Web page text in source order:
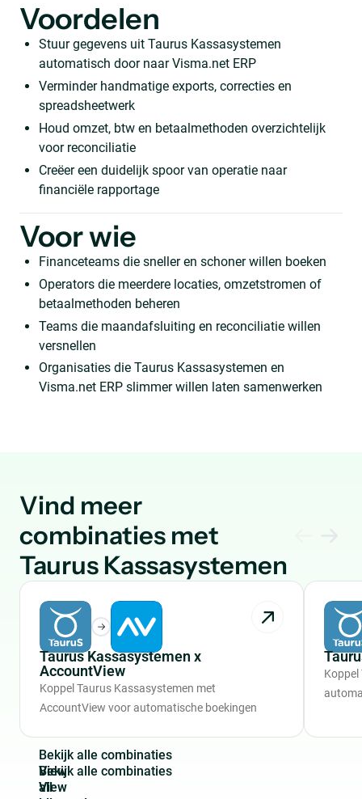
Voordelen
Stuur gegevens uit Taurus Kassasystemen
automatisch door naar Visma.net ERP
Verminder handmatige exports, correcties en
spreadsheetwerk
Houd omzet, btw en betaalmethoden overzichtelijk
voor reconciliatie
Creëer een duidelijk spoor van operatie naar
financiële rapportage
Voor wie
Financeteams die sneller en schoner willen boeken
Operators die meerdere locaties, omzetstromen of
betaalmethoden beheren
Teams die maandafsluiting en reconciliatie willen
versnellen
Organisaties die Taurus Kassasystemen en
Visma.net ERP slimmer willen laten samenwerken
Vind meer
combinaties met
Taurus Kassasystemen
Taurus Kassasystemen x
AccountView
Koppel Taurus Kassasystemen met
AccountView voor automatische boekingen
Koppel
Bekijk a e combinaties
View
all